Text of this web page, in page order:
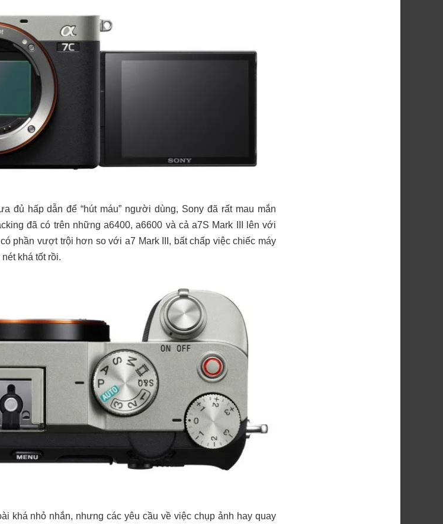
đủ hấp dẫn để “hút máu” người dùng, Sony đã rất mau mắn
đã có trên những a6400, a6600 và cả a7S Mark III lên với
phần vượt trội hơn so với a7 Mark III, bất chấp việc chiếc máy
khá tốt rồi.
khá nhỏ nhắn, nhưng các yêu cầu về việc chụp ảnh hay quay